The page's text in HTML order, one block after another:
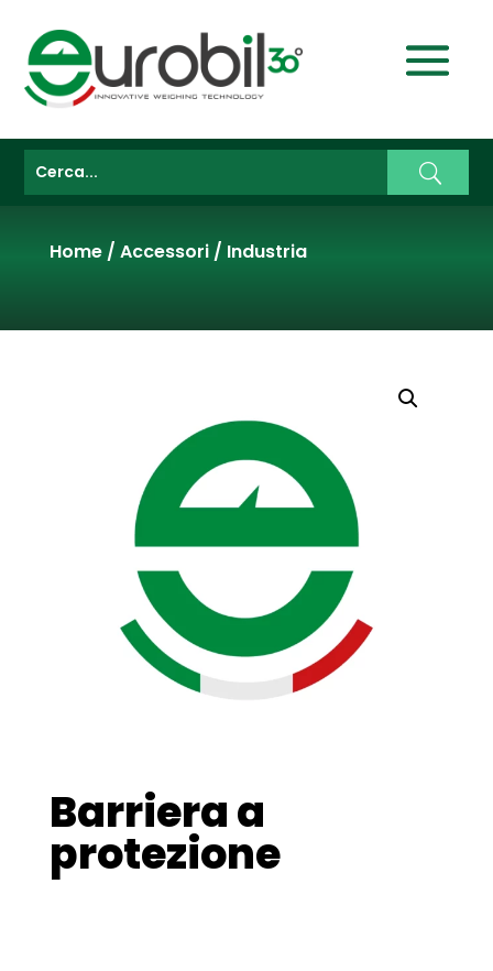
Home/ Accessori/ Industria
Barriera a
protezione